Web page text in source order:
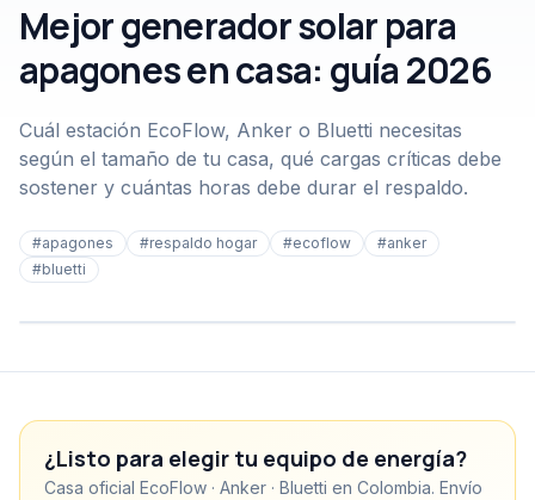
Mejor generador solar para
apagones en casa: guía 2026
Cuál estación EcoFlow, Anker o Bluetti necesitas
según el tamaño de tu casa, qué cargas críticas debe
sostener y cuántas horas debe durar el respaldo.
#apagones #respaldo hogar #ecoflow #anker
#bluetti
¿Listo para elegir tu equipo de energía?
Casa oficial EcoFlow · Anker · Bluetti en Colombia. Envío
Agrega
con el
botón
y
págalos
todos
juntos.